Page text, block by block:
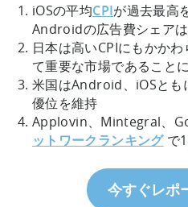
iOSの平均CPIが過去最高
Androidの広告費シェアは
日本は高いCPIにもかか
て重要な市場であること
米国はAndroid、iOSとも
優位を維持
Applovin、Mintegral、
ットワークランキングで1
今すぐレポ